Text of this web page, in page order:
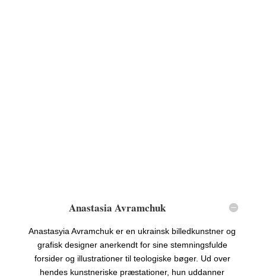
Anastasia Avramchuk
Anastasyia Avramchuk er en ukrainsk billedkunstner og
grafisk designer anerkendt for sine stemningsfulde
forsider og illustrationer til teologiske bøger. Ud over
hendes kunstneriske præstationer, hun uddanner